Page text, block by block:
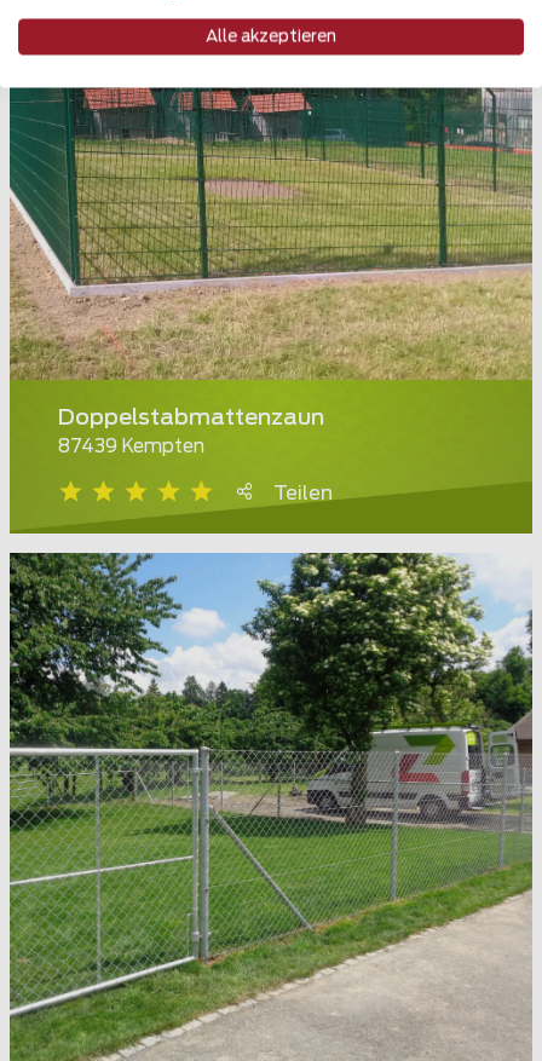
Doppelstabmattenzaun
87439 Kempten
Teilen
Alle akzeptieren